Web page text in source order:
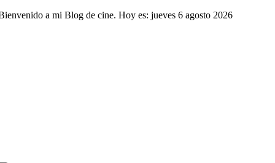
Saltar
a mi Blog de cine. Hoy es: jueves 6 agosto 2026